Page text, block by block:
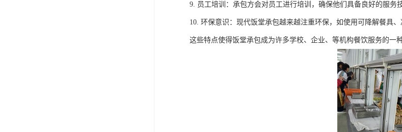
9. 员工培训：承包方会对员工进行培训，确保他们具备良好的服务
10. 环保意识：现代饭堂承包越来越注重环保，如使用可降解餐具
这些特点使得饭堂承包成为许多学校、企业、等机构餐饮服务的一